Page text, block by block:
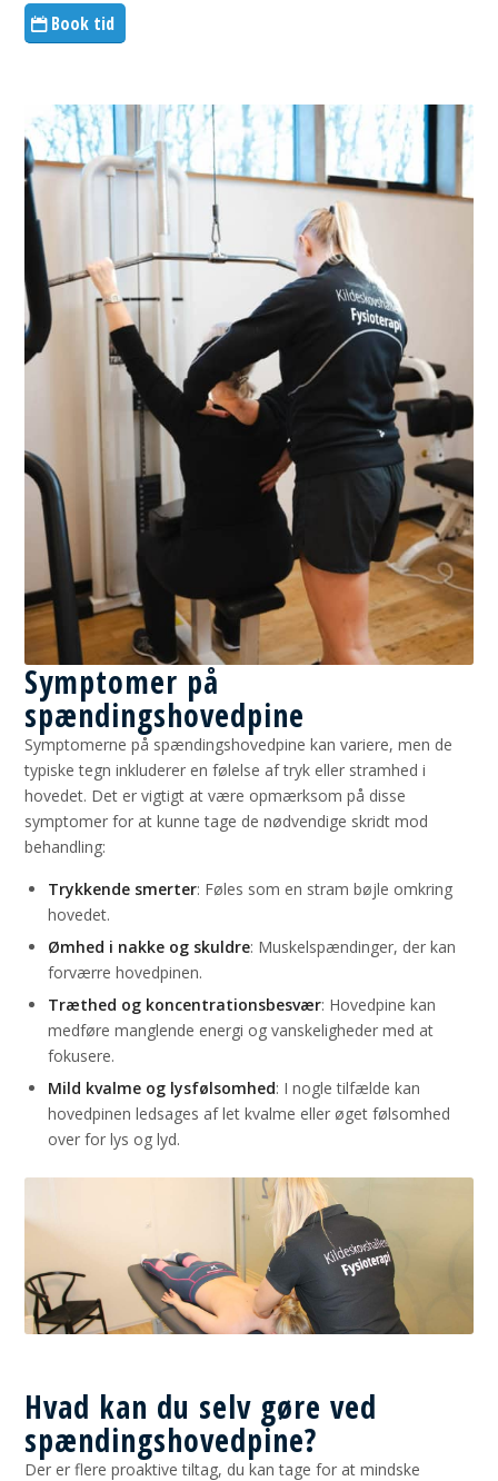
Book tid
Symptomer på
spændingshovedpine
Symptomerne på spændingshovedpine kan variere, men de
typiske tegn inkluderer en følelse af tryk eller stramhed i
hovedet. Det er vigtigt at være opmærksom på disse
symptomer for at kunne tage de nødvendige skridt mod
behandling:
Trykkende smerter: Føles som en stram bøjle omkring
hovedet.
Ømhed i nakke og skuldre: Muskelspændinger, der kan
forværre hovedpinen.
Træthed og koncentrationsbesvær: Hovedpine kan
medføre manglende energi og vanskeligheder med at
fokusere.
Mild kvalme og lysfølsomhed: I nogle tilfælde kan
hovedpinen ledsages af let kvalme eller øget følsomhed
over for lys og lyd.
Hvad kan du selv gøre ved
spændingshovedpine?
Der er flere proaktive tiltag, du kan tage for at mindske